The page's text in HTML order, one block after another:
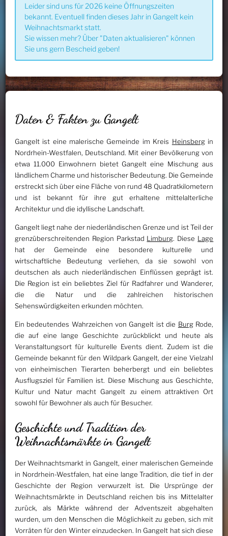
Leider sind uns für 2026 keine Öffnungszeiten
bekannt. Eventuell finden dieses Jahr in Gangelt kein
Weihnachtsmarkt statt.
Sie wissen mehr? Über "Daten aktualisieren" können
Sie uns gern Bescheid geben!
Daten & Fakten zu Gangelt
Gangelt ist eine malerische Gemeinde im Kreis Heinsbergin
Nordrhein-Westfalen, Deutschland. Mit einer Bevölkerung von
etwa 11.000 Einwohnern bietet Gangelt eine Mischung aus
ländlichem Charme und historischer Bedeutung. Die Gemeinde
erstreckt sich über eine Fläche von rund 48 Quadratkilometern
und ist bekannt für ihre gut erhaltene mittelalterliche
Architektur und die idyllische Landschaft.
Gangelt liegt nahe der niederländischen Grenze und ist Teil der
grenzüberschreitenden Region Parkstad Limburg. Diese Lage
hat der Gemeinde eine besondere kulturelle und
wirtschaftliche Bedeutung verliehen, da sie sowohl von
deutschen als auch niederländischen Einflüssen geprägt ist.
Die Region ist ein beliebtes Ziel für Radfahrer und Wanderer,
die die Natur und die zahlreichen historischen
Sehenswürdigkeiten erkunden möchten.
Ein bedeutendes Wahrzeichen von Gangelt ist die BurgRode,
die auf eine lange Geschichte zurückblickt und heute als
Veranstaltungsort für kulturelle Events dient. Zudem ist die
Gemeinde bekannt für den Wildpark Gangelt, der eine Vielzahl
von einheimischen Tierarten beherbergt und ein beliebtes
Ausflugsziel für Familien ist. Diese Mischung aus Geschichte,
Kultur und Natur macht Gangelt zu einem attraktiven Ort
sowohl für Bewohner als auch für Besucher.
Geschichte und Tradition der
Weihnachtsmärkte in Gangelt
Der Weihnachtsmarkt in Gangelt, einer malerischen Gemeinde
in Nordrhein-Westfalen, hat eine lange Tradition, die tief in der
Geschichte der Region verwurzelt ist. Die Ursprünge der
Weihnachtsmärkte in Deutschland reichen bis ins Mittelalter
zurück, als Märkte während der Adventszeit abgehalten
wurden, um den Menschen die Möglichkeit zu geben, sich mit
Vorräten für den Winter einzudecken. In Gangelt hat sich diese